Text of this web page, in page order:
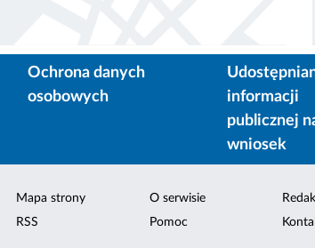
Ochrona danych
osobowych
informacji
publicznej
wniosek
Mapa strony
RSS
O serwisie
Pomoc